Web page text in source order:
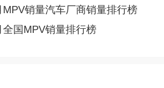
MPV销量汽车厂商销量排行榜
全国MPV销量排行榜